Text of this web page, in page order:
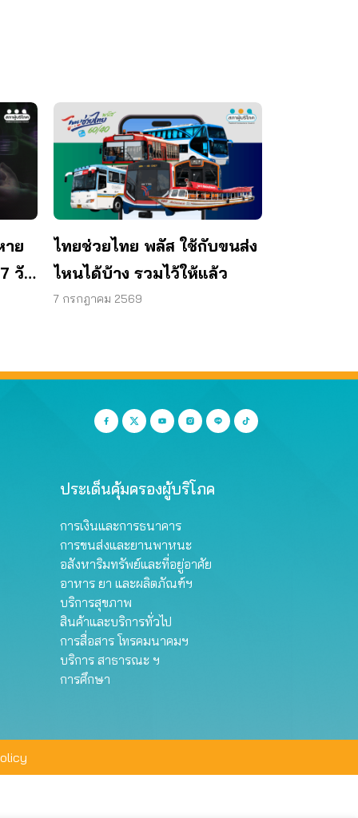
าย
วัน
ไทยช่วยไทย พลัส ใช้กับขนส่ง
ไหนได้บ้าง รวมไว้ให้แล้ว
7 กรกฎาคม 2569
ประเด็นคุ้มครองผู้บริโภค
การเงินและการธนาคาร
การขนส่งและยานพาหนะ
อสังหาริมทรัพย์และที่อยู่อาศัย
อาหาร ยา และผลิตภัณฑ์ฯ
บริการสุขภาพ
สินค้าและบริการทั่วไป
การสื่อสาร โทรคมนาคมฯ
บริการ สาธารณะ ฯ
การศึกษา